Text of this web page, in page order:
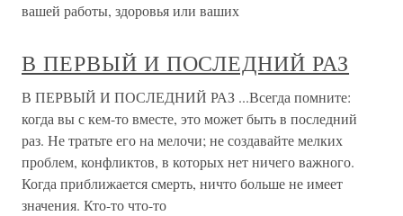
вашей работы, здоровья или ваших
В ПЕРВЫЙ И ПОСЛЕДНИЙ РАЗ
В ПЕРВЫЙ И ПОСЛЕДНИЙ РАЗ ...Всегда помните:
когда вы с кем-то вместе, это может быть в последний
раз. Не тратьте его на мелочи; не создавайте мелких
проблем, конфликтов, в которых нет ничего важного.
Когда приближается смерть, ничто больше не имеет
значения. Кто-то что-то